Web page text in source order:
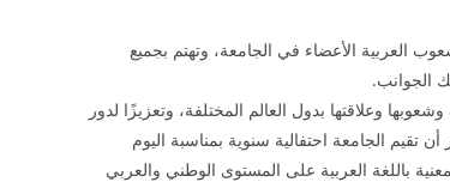
العربية الأعضاء في الجامعة، وتهتم بجميع
الجوانب.
وعلاقتها بدول العالم المختلفة، وتعزيزًا لدور
تقيم الجامعة احتفالية سنوية بمناسبة اليوم
باللغة العربية على المستوى الوطني والعربي